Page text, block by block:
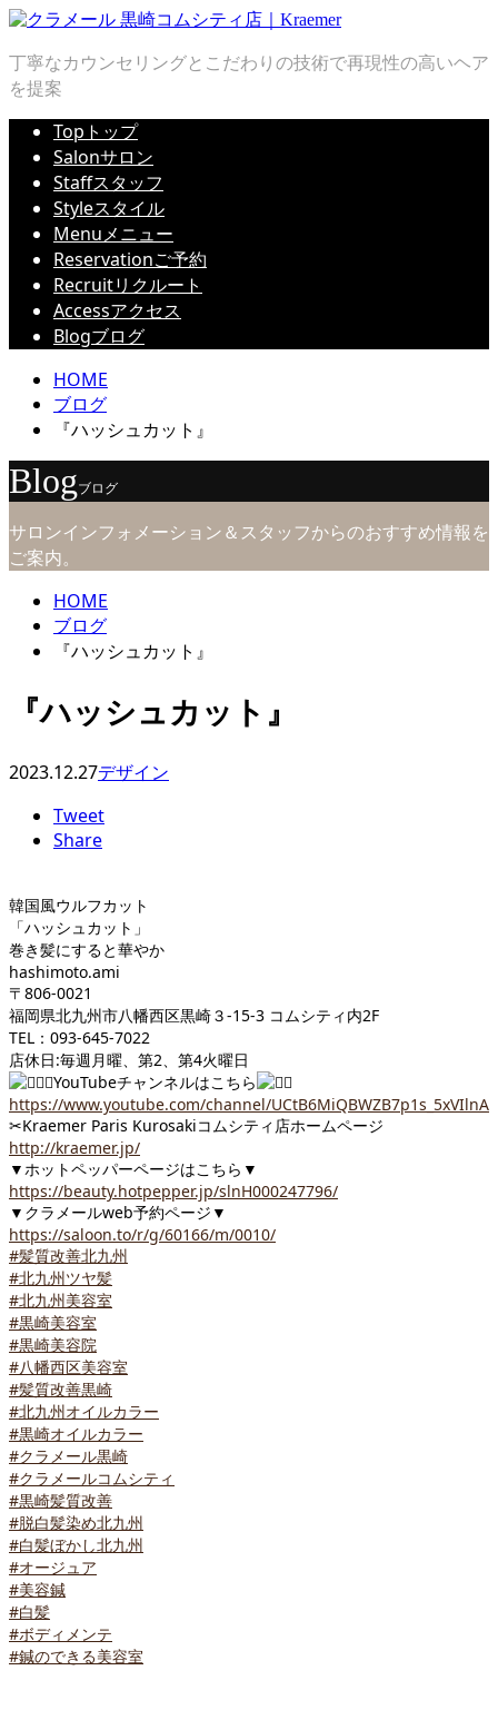
丁寧なカウンセリングとこだわりの技術で再現性の高いヘア
を提案
Top トップ
Salonサロン
Staffスタッフ
Styleスタイル
Menuメニュー
Reservationご予約
Recruitリクルート
Accessアクセス
Blogブログ
HOME
ブログ
『ハッシュカット』
Blogブログ
サロンインフォメーション＆スタッフからのおすすめ情報を
ご案内。
HOME
ブログ
『ハッシュカット』
『ハッシュカット』
2023.12.27デザイン
Tweet
Share
韓国風ウルフカット
「ハッシュカット」
巻き髪にすると華やか
hashimoto.ami
〒806-0021
福岡県北九州市八幡西区黒崎３-15-3 コムシティ内2F
TEL：093-645-7022
店休日:毎週月曜、第2、第4火曜日
YouTubeチャンネルはこちら
https://www.youtube.com/channel/UCtB6MiQBWZB7p1s_5xVIlnA
✂︎Kraemer Paris Kurosakiコムシティ店ホームページ
http://kraemer.jp/
▼ホットペッパーページはこちら▼
https://beauty.hotpepper.jp/slnH000247796/
▼クラメールweb予約ページ▼
https://saloon.to/r/g/60166/m/0010/
#髪質改善北九州
#北九州ツヤ髪
#北九州美容室
#黒崎美容室
#黒崎美容院
#八幡西区美容室
#髪質改善黒崎
#北九州オイルカラー
#黒崎オイルカラー
#クラメール黒崎
#クラメールコムシティ
#黒崎髪質改善
#脱白髪染め北九州
#白髪ぼかし北九州
#オージュア
#美容鍼
#白髪
#ボディメンテ
#鍼のできる美容室